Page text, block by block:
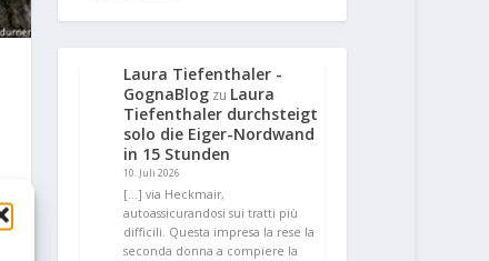
Laura Tiefenthaler -
GognaBlog zu Laura
Tiefenthaler durchsteigt
solo die Eiger-Nordwand
in 15 Stunden
10. Juli 2026
[…] via Heckmair,
autoassicurandosi sui tratti più
difficili. Questa impresa la rese la
seconda donna a compiere la